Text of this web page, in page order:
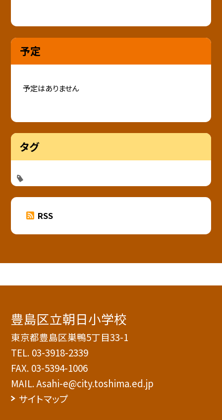
予定
予定はありません
タグ
RSS
豊島区立朝日小学校
東京都豊島区巣鴨5丁目33-1
TEL. 03-3918-2339
FAX. 03-5394-1006
MAIL. Asahi-e@city.toshima.ed.jp
サイトマップ